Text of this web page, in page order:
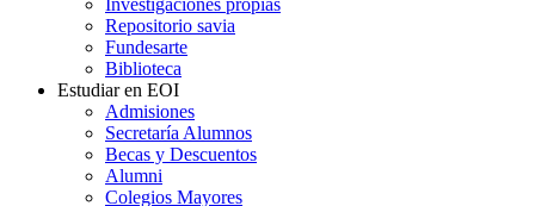
Repositorio savia
Fundesarte
Biblioteca
Estudiar en EOI
Admisiones
Secretaría Alumnos
Becas y Descuentos
Alumni
Colegios Mayores